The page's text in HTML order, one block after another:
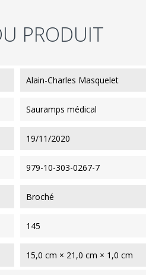
PRODUIT
Alain-Charles Masquelet
Sauramps médical
19/11/2020
979-10-303-0267-7
Broché
145
15,0 cm × 21,0 cm × 1,0 cm